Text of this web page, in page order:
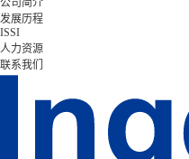
公司简介
发展历程
ISSI
人力资源
联系我们